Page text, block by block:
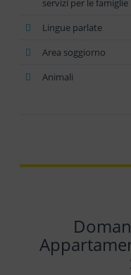
Lingue parlate
Area soggiorno
Animali